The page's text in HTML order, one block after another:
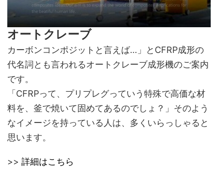
オートクレーブ
カーボンコンポジットと言えば…」とCFRP成形の
代名詞とも言われるオートクレーブ成形機のご案内
です。
「CFRPって、プリプレグっていう特殊で高価な材
料を、釜で焼いて固めてあるのでしょ？」そのよう
なイメージを持っている人は、多くいらっしゃると
思います。
>> 詳細はこちら